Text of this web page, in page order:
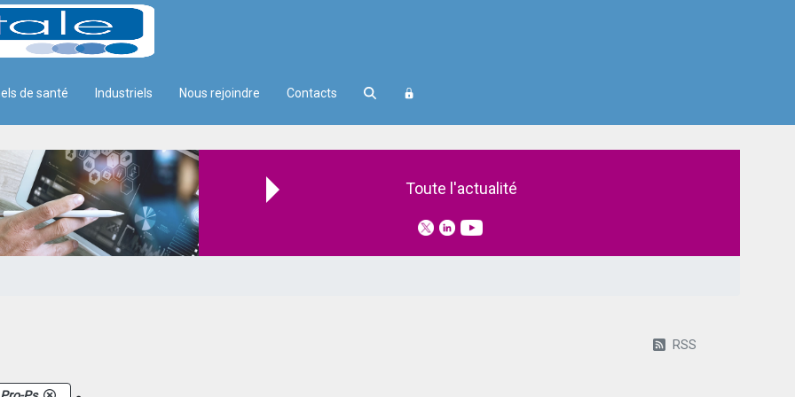
de santé Industriels Nous rejoindre Contacts
Toute l'actualité
RSS
.